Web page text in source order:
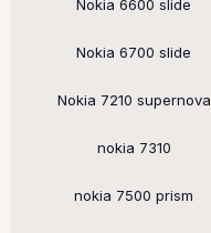
Nokia 6600 slide
Nokia 6700 slide
Nokia 7210 supernova
nokia 7310
nokia 7500 prism